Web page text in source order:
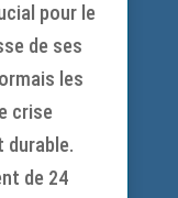
pour le
de ses
les
crise
durable.
de 24